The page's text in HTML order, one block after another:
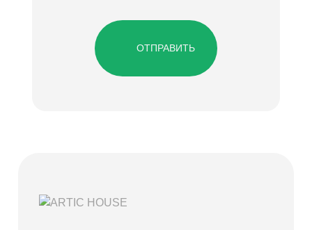
ОТПРАВИТЬ